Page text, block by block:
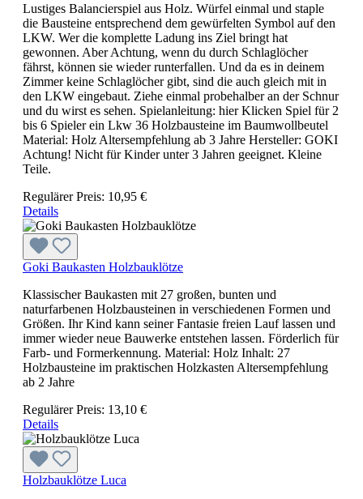
Lustiges Balancierspiel aus Holz. Würfel einmal und staple
die Bausteine entsprechend dem gewürfelten Symbol auf den
LKW. Wer die komplette Ladung ins Ziel bringt hat
gewonnen. Aber Achtung, wenn du durch Schlaglöcher
fährst, können sie wieder runterfallen. Und da es in deinem
Zimmer keine Schlaglöcher gibt, sind die auch gleich mit in
den LKW eingebaut. Ziehe einmal probehalber an der Schnur
und du wirst es sehen. Spielanleitung: hier Klicken Spiel für 2
bis 6 Spieler ein Lkw 36 Holzbausteine im Baumwollbeutel
Material: Holz Altersempfehlung ab 3 Jahre Hersteller: GOKI
Achtung! Nicht für Kinder unter 3 Jahren geeignet. Kleine
Teile.
Regulärer Preis: 10,95 €
Details
Goki Baukasten Holzbauklötze
Klassischer Baukasten mit 27 großen, bunten und
naturfarbenen Holzbausteinen in verschiedenen Formen und
Größen. Ihr Kind kann seiner Fantasie freien Lauf lassen und
immer wieder neue Bauwerke entstehen lassen. Förderlich für
Farb- und Formerkennung. Material: Holz Inhalt: 27
Holzbausteine im praktischen Holzkasten Altersempfehlung
ab 2 Jahre
Regulärer Preis: 13,10 €
Details
Holzbauklötze Luca